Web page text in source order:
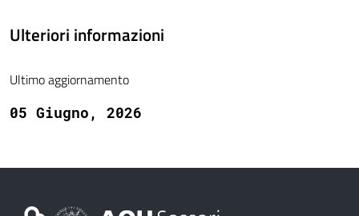
Ulteriori informazioni
Ultimo aggiornamento
05 Giugno, 2026